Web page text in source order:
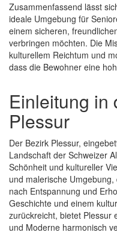
Zusammenfassend lässt
ideale Umgebung für
einem sicheren,
verbringen möchten. Die
kulturellem Reichtum und
dass die Bewohner eine
Einleitung in
Plessur
Der Bezirk Plessur,
Landschaft der Schweizer
Schönheit und kultureller
und malerische
nach Entspannung und
Geschichte und einem
zurückreicht, bietet Plessur
und Moderne harmonisch